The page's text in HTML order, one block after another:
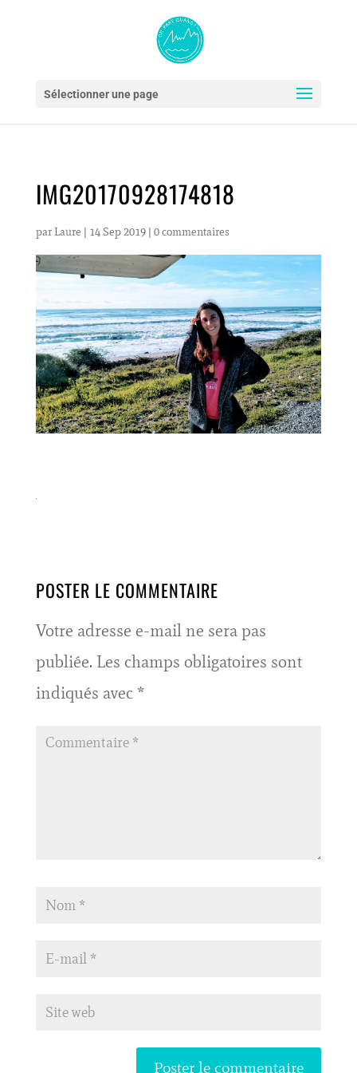
Sélectionner une page
IMG20170928174818
par Laure | 14 Sep 2019| 0 commentaires
POSTER LE COMMENTAIRE
Votre adresse e-mail ne sera pas
publiée. Les champs obligatoires sont
indiqués avec *